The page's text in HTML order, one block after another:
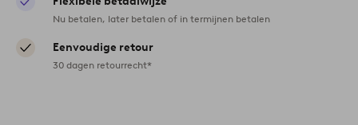
Nu betalen, later betalen of in termijnen betalen
Eenvoudige retour
30 dagen retourrecht*